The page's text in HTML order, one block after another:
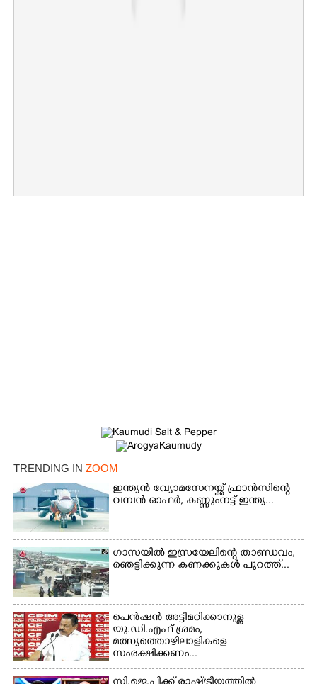
TRENDING IN ZOOM
ഇന്ത്യൻ വ്യോമസേനയ്ക്ക് ഫ്രാൻസിന്റെ
വമ്പൻ ഓഫർ, കണ്ണുംനട്ട് ഇന്ത്യ...
ഗാസയിൽ ഇസ്രയേലിന്റെ താണ്ഡവം,
ഞെട്ടിക്കുന്ന കണക്കുകൾ പുറത്ത്...
പെൻഷൻ അട്ടിമറിക്കാനുള്ള
യു.ഡി.എഫ് ശ്രമം,
മത്സ്യത്തൊഴിലാളികളെ
സംരക്ഷിക്കണം...